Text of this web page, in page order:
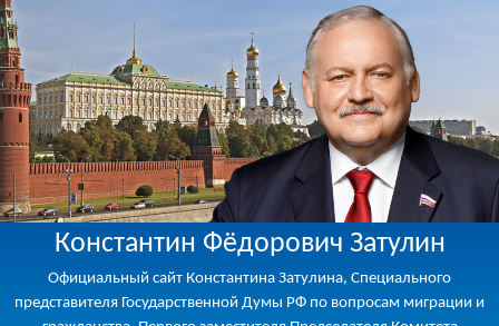
Константин Фёдорович Затулин
Официальный сайт Константина Затулина, Специального
представителя Государственной Думы РФ по вопросам миграции и